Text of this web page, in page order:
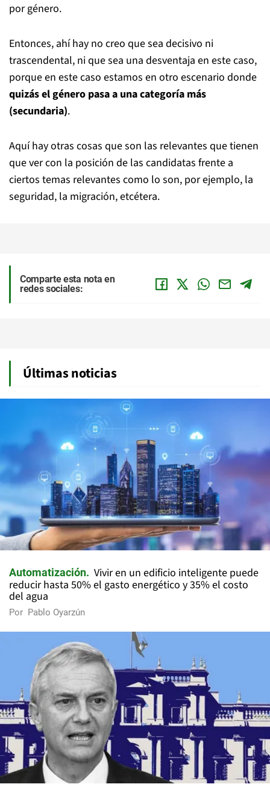
por género.
Entonces, ahí hay no creo que sea decisivo ni
trascendental, ni que sea una desventaja en este caso,
porque en este caso estamos en otro escenario donde
quizás el género pasa a una categoría más
(secundaria).
Aquí hay otras cosas que son las relevantes que tienen
que ver con la posición de las candidatas frente a
ciertos temas relevantes como lo son, por ejemplo, la
seguridad, la migración, etcétera.
Comparte esta nota en
redes sociales:
Últimas noticias
Automatización
Vivir en un edificio inteligente puede
reducir hasta 50% el gasto energético y 35% el costo
del agua
Por Pablo Oyarzún